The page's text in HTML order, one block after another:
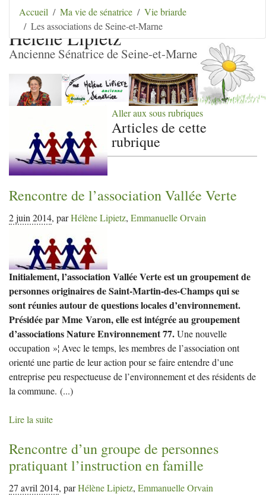
Aller au contenu Aller au menu
Aller au menu
secondaire
Aller à la recherche
Hélène Lipietz
Ancienne Sénatrice de Seine-et-Marne
Accueil Ma vie de sénatrice
Vie briarde
Les associations de Seine-et-Marne
Aller aux sous rubriques
Articles de cette
rubrique
Rencontre de l’association Vallée Verte
2 juin 2014, parHélène Lipietz, Emmanuelle Orvain
Initialement, l’association Vallée Verte est un groupement de
personnes originaires de Saint-Martin-des-Champs qui se
sont réunies autour de questions locales d’environnement.
Présidée par Mme Varon, elle est intégrée au groupement
d’associations Nature Environnement 77.Une nouvelle
occupation »¦ Avec le temps, les membres de l’association ont
orienté une partie de leur action pour se faire entendre d’une
entreprise peu respectueuse de l’environnement et des résidents de
la commune. (...)
Lire la suite
Rencontre d’un groupe de personnes
pratiquant l’instruction en famille
27 avril 2014, parHélène Lipietz, Emmanuelle Orvain